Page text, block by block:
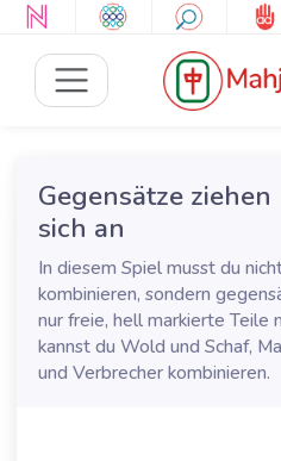
Gegensätze ziehen
sich an
In diesem Spiel musst du
kombinieren, sondern
nur freie, hell markierte Teile
kannst du Wold und Schaf,
und Verbrecher kombinieren.